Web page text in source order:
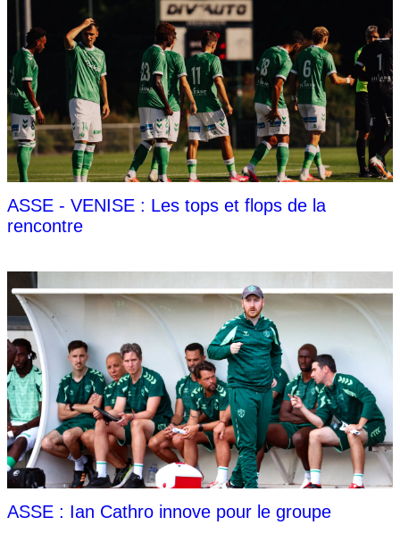
ASSE - VENISE : Les tops et flops de la
rencontre
ASSE : Ian Cathro innove pour le groupe